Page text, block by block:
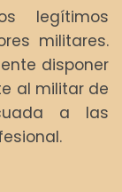
legítimos
militares.
disponer
al militar de
a las